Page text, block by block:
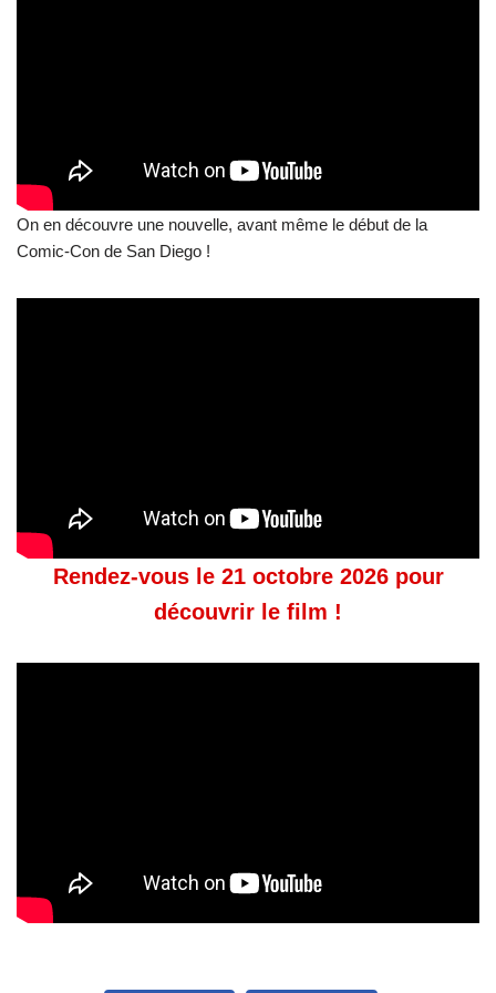
On en découvre une nouvelle, avant même le début de la
Comic-Con de San Diego !
Rendez-vous le 21 octobre 2026 pour
découvrir le film !